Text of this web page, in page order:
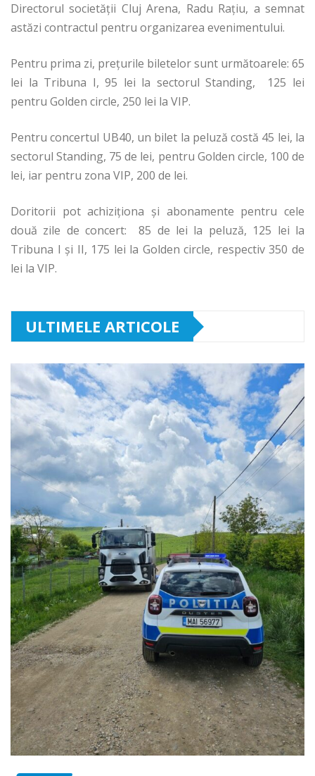
Directorul societății Cluj Arena, Radu Rațiu, a semnat
astăzi contractul pentru organizarea evenimentului.
Pentru prima zi, prețurile biletelor sunt următoarele: 65
lei la Tribuna I, 95 lei la sectorul Standing, 125 lei
pentru Golden circle, 250 lei la VIP.
Pentru concertul UB40, un bilet la peluză costă 45 lei, la
sectorul Standing, 75 de lei, pentru Golden circle, 100 de
lei, iar pentru zona VIP, 200 de lei.
Doritorii pot achiziționa și abonamente pentru cele
două zile de concert: 85 de lei la peluză, 125 lei la
Tribuna I și II, 175 lei la Golden circle, respectiv 350 de
lei la VIP.
ULTIMELE ARTICOLE